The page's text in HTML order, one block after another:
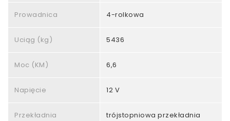
Prowadnica 4-rolkowa
Uciąg (kg) 5436
Moc (KM) 6,6
Napięcie 12 V
Przekładnia
trójstopniowa przekładnia